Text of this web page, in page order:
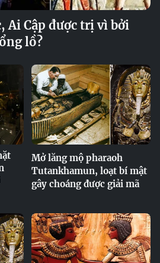
Ai Cập được trị vì bởi
lồ?
Mở lăng mộ pharaoh
Tutankhamun, loạt bí mật
gây choáng được giải mã